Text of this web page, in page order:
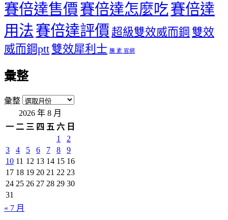
賽倍達售價 賽倍達怎麼吃賽倍達
用法賽倍達評價 超級雙效威而鋼 雙效
威而鋼ptt 雙效犀利士 騰 素 官網
彙整
彙整
2026 年 8 月
一 二 三 四 五 六 日
1
2
3
4 5 6 7 8
9
10 11 12 13 14 15 16
17 18 19 20 21 22 23
24 25 26 27 28 29 30
31
« 7 月